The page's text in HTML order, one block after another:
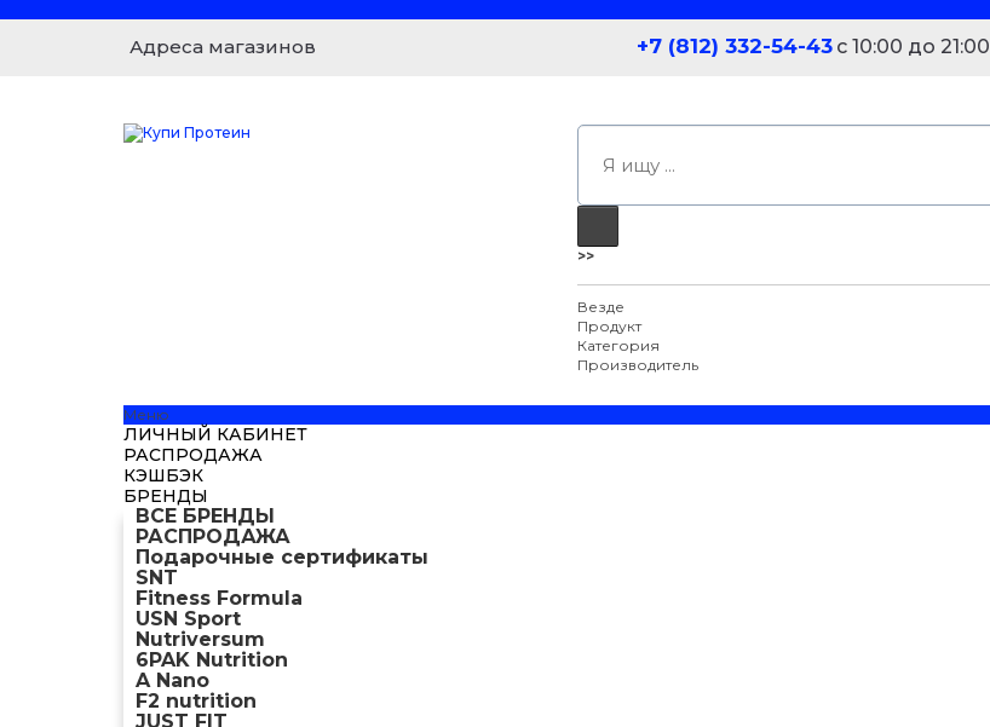
Адреса магазинов +7 (812) 332-54-43 с 10:00 до 21:00
>>
Везде
Продукт
Категория
Производитель
Меню
ЛИЧНЫЙ КАБИНЕТ
РАСПРОДАЖА
КЭШБЭК
БРЕНДЫ
ВСЕ БРЕНДЫ
РАСПРОДАЖА
Подарочные сертификаты
SNT
Fitness Formula
USN Sport
Nutriversum
6PAK Nutrition
A Nano
F2 nutrition
JUST FIT